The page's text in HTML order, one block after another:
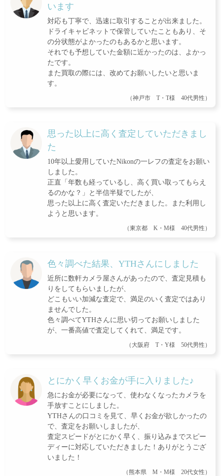
います
対応も丁寧で、迅速に取引することが出来ました。
ドライキャビネットで保管していたこともあり、そ
の分状態がよかったのもあるかと思います。
それでも予想していた金額に近かったのは、よかっ
たです。
また買取の際には、改めてお願いしたいと思いま
す。
（神戸市 T・T様 40代男性）
思った以上に高く査定していただきまし
た
10年以上愛用していたNikonの一レフの査定をお願い
しました。
正直「年数も経っているし、高く買い取ってもらえ
るのかな？」と半信半疑でしたが、
思った以上に高く査定いただきました。また利用し
ようと思います。
（東京都 K・M様 40代男性）
色々調べた結果、YTHさんにしました
近所に数軒カメラ屋さんがあったので、査定見積も
りをしてもらいましたが、
どこもいい加減な査定で、満足のいく査定ではあり
ませんでした。
色々調べてYTHさんに思い切ってお願いしました
が、一番高値で査定してくれて、満足です。
（大阪府 T・Y様 50代男性）
とにかく早くお金が手に入りました♪
急にお金が必要になって、使わなくなったカメラを
手放すことにしました。
YTHさんの口コミを見て、早くお金が欲しかったの
で、査定をお願いしましたが、
査定スピードがとにかく早く、振り込みまでスピー
ディーに対応していただきました！ありがとうござ
いました！
（熊本県 M・M様 20代女性）